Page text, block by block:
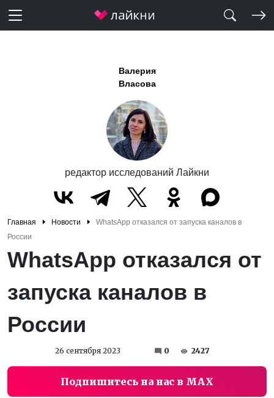
Валерия
Власова
редактор исследований Лайкни
Главная Новости
WhatsApp отказался от запуска каналов в
России
WhatsApp отказался от
запуска каналов в
России
26 сентября 2023 0 2427
Подпишитесь на нас в MAX